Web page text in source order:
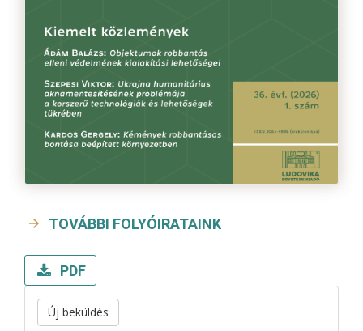
TOVÁBBI FOLYÓIRATAINK
PDF
Új beküldés